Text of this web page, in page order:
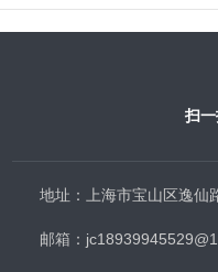
扫一
地址：上海市宝山区逸
邮箱：